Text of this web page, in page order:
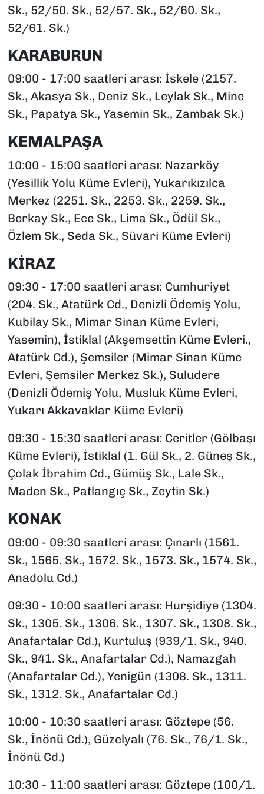
Sk., 52/50. Sk., 52/57. Sk., 52/60. Sk.,
52/61. Sk.)
KARABURUN
09:00 - 17:00 saatleri arası: İskele (2157.
Sk., Akasya Sk., Deniz Sk., Leylak Sk., Mine
Sk., Papatya Sk., Yasemin Sk., Zambak Sk.)
KEMALPAŞA
10:00 - 15:00 saatleri arası: Nazarköy
(Yesillik Yolu Küme Evleri), Yukarıkızılca
Merkez (2251. Sk., 2253. Sk., 2259. Sk.,
Berkay Sk., Ece Sk., Lima Sk., Ödül Sk.,
Özlem Sk., Seda Sk., Süvari Küme Evleri)
KİRAZ
09:30 - 17:00 saatleri arası: Cumhuriyet
(204. Sk., Atatürk Cd., Denizli Ödemiş Yolu,
Kubilay Sk., Mimar Sinan Küme Evleri,
Yasemin), İstiklal (Akşemsettin Küme Evleri.,
Atatürk Cd.), Şemsiler (Mimar Sinan Küme
Evleri, Şemsiler Merkez Sk.), Suludere
(Denizli Ödemiş Yolu, Musluk Küme Evleri,
Yukarı Akkavaklar Küme Evleri)
09:30 - 15:30 saatleri arası: Ceritler (Gölbaşı
Küme Evleri), İstiklal (1. Gül Sk., 2. Güneş Sk.,
Çolak İbrahim Cd., Gümüş Sk., Lale Sk.,
Maden Sk., Patlangıç Sk., Zeytin Sk.)
KONAK
09:00 - 09:30 saatleri arası: Çınarlı (1561.
Sk., 1565. Sk., 1572. Sk., 1573. Sk., 1574. Sk.,
Anadolu Cd.)
09:30 - 10:00 saatleri arası: Hurşidiye (1304.
Sk., 1305. Sk., 1306. Sk., 1307. Sk., 1308. Sk.,
Anafartalar Cd.), Kurtuluş (939/1. Sk., 940.
Sk., 941. Sk., Anafartalar Cd.), Namazgah
(Anafartalar Cd.), Yenigün (1308. Sk., 1311.
Sk., 1312. Sk., Anafartalar Cd.)
10:00 - 10:30 saatleri arası: Göztepe (56.
Sk., İnönü Cd.), Güzelyalı (76. Sk., 76/1. Sk.,
İnönü Cd.)
10:30 - 11:00 saatleri arası: Göztepe (100/1.